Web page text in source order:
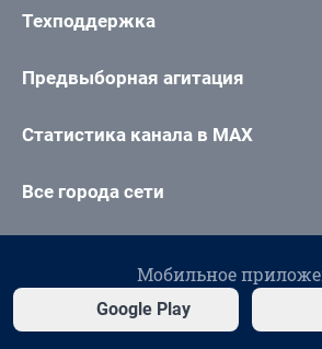
Техподдержка
Предвыборная агитация
Статистика канала в MAX
Все города сети
Мобильное
Google Play